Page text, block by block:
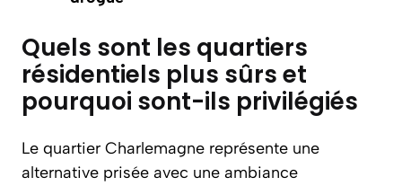
Quels sont les quartiers
résidentiels plus sûrs et
pourquoi sont-ils privilégiés
Le quartier Charlemagne représente une
alternative prisée avec une ambiance